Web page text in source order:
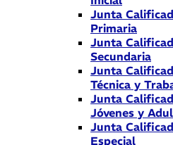
Junta
Primaria
Junta
Secundaria
Junta
Técnica y
Junta
Jóvenes y
Junta
Especial